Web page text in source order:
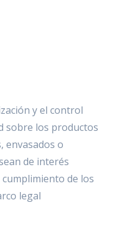
y el control
sobre los productos
envasados o
de interés
de los
legal